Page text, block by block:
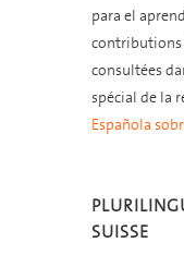
para el
contributions
consultées
spécial de la
Española
SUISSE